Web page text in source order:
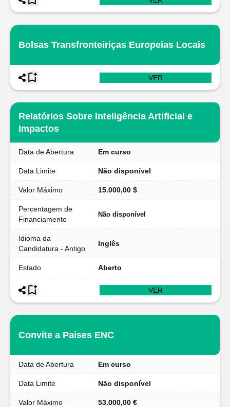
Bolsas Transfronteiriças Europeias Locais
VER
Relatórios Sobre Inteligência Artificial e
Impactos
Data de Abertura Em curso
Data Limite Não disponível
Valor Máximo 15.000,00 $
Percentagem de
Financiamento
Não disponível
Idioma da
Candidatura - Antigo
Inglês
Estado Aberto
VER
Convite a Países ENC
Data de Abertura Em curso
Data Limite Não disponível
Valor Máximo 53.000,00 €